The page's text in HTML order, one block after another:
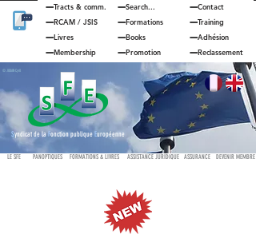
Tracts & comm.
RCAM / JSIS
Livres
Membership
Search...
Formations
Books
Promotion
Contact
Training
Adhésion
Reclassement
© JOUAN Cyril
Syndicat de laFonction publique Européenne
LE SFE PANOPTIQUES FORMATIONS & LIVRES ASSISTANCE JURIDIQUE ASSURANCE DEVENIR MEMBRE